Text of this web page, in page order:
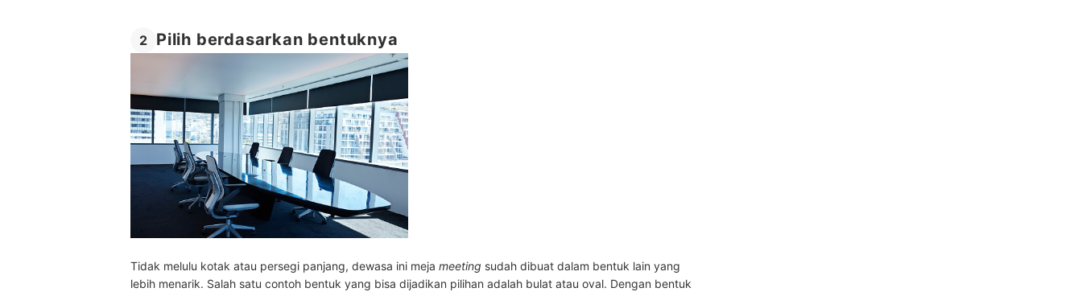
2 Pilih berdasarkan bentuknya
Tidak melulu kotak atau persegi panjang, dewasa ini meja meeting sudah dibuat dalam bentuk lain yang
lebih menarik. Salah satu contoh bentuk yang bisa dijadikan pilihan adalah bulat atau oval. Dengan bentuk